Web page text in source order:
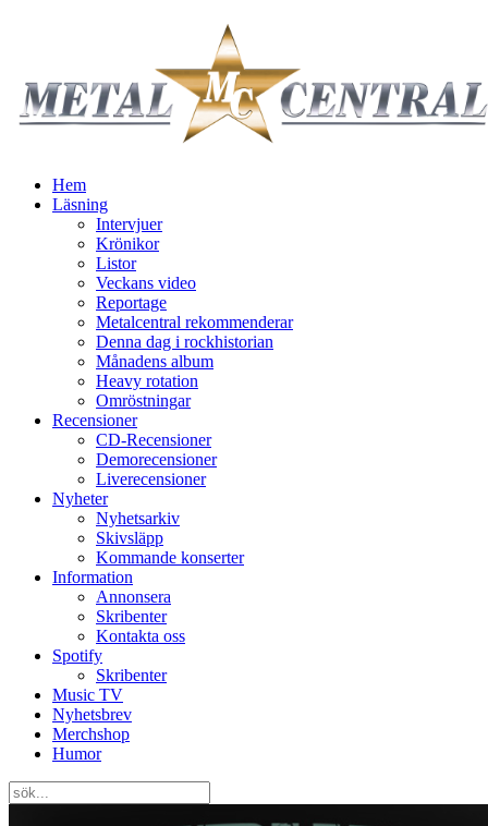
Hem
Läsning
Intervjuer
Krönikor
Listor
Veckans video
Reportage
Metalcentral rekommenderar
Denna dag i rockhistorian
Månadens album
Heavy rotation
Omröstningar
Recensioner
CD-Recensioner
Demorecensioner
Liverecensioner
Nyheter
Nyhetsarkiv
Skivsläpp
Kommande konserter
Information
Annonsera
Skribenter
Kontakta oss
Spotify
Skribenter
Music TV
Nyhetsbrev
Merchshop
Humor